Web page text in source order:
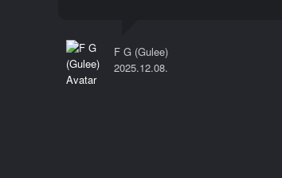
F G (Gulee)
2025.12.08.